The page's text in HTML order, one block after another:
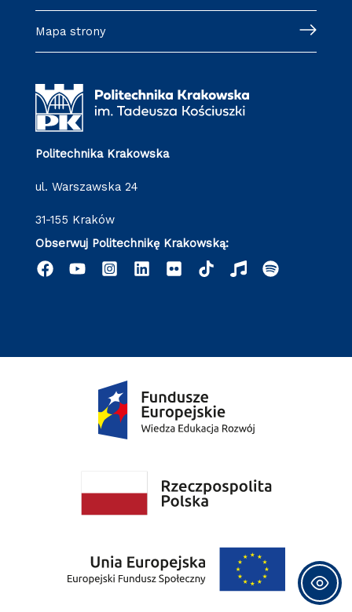
Mapa strony
Politechnika Krakowska
ul. Warszawska 24
31-155 Kraków
Obserwuj Politechnikę Krakowską: